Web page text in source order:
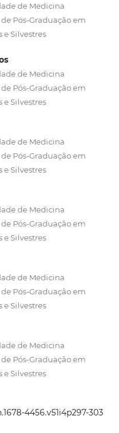
de Medicina
Pós-Graduação em
Silvestres
de Medicina
Pós-Graduação em
Silvestres
de Medicina
Pós-Graduação em
Silvestres
de Medicina
Pós-Graduação em
Silvestres
de Medicina
Pós-Graduação em
Silvestres
de Medicina
Pós-Graduação em
Silvestres
4456.v51i4p297-303